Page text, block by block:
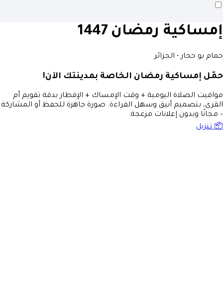
إمساكية رمضان 1447
حمام بو حجار - الجزائر
حمّل إمساكية رمضان الخاصة بمدينتك الآن!
مواقيت الصلاة اليومية + وقت الإمساك + الإفطار بدقة تقويم أم
القرى، بتصميم أنيق وسهل القراءة. صورة جاهزة للحفظ أو المشاركة
– مجانًا وبدون إعلانات مزعجة.
📦 تنزيل